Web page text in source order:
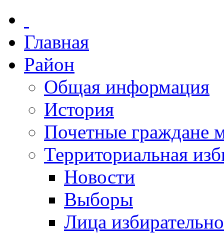
Главная
Район
Общая информация
История
Почетные граждане
Территориальная
Новости
Выборы
Лица